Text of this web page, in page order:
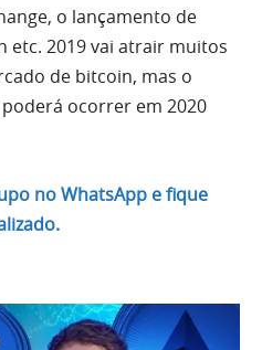
o lançamento de
etc. 2019 vai atrair muitos
de bitcoin, mas o
ocorrer em 2020
no WhatsApp e fique